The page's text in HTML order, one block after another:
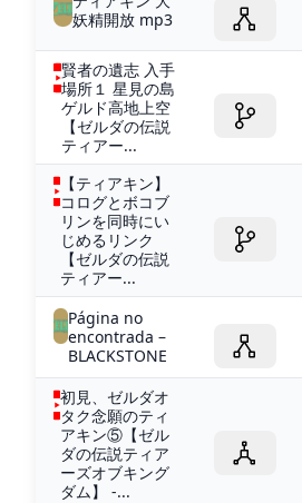
妖精開放 mp3
賢者の遺志 入手
場所１ 星見の島
ゲルド高地上空
【ゼルダの伝説
ティアー...
【ティアキン】
コログとボコブ
リンを同時にい
じめるリンク
【ゼルダの伝説
ティアー...
Página no
encontrada –
BLACKSTONE
初見、ゼルダオ
タク念願のティ
アキン⑤【ゼル
ダの伝説ティア
ーズオブキング
ダム】 -...